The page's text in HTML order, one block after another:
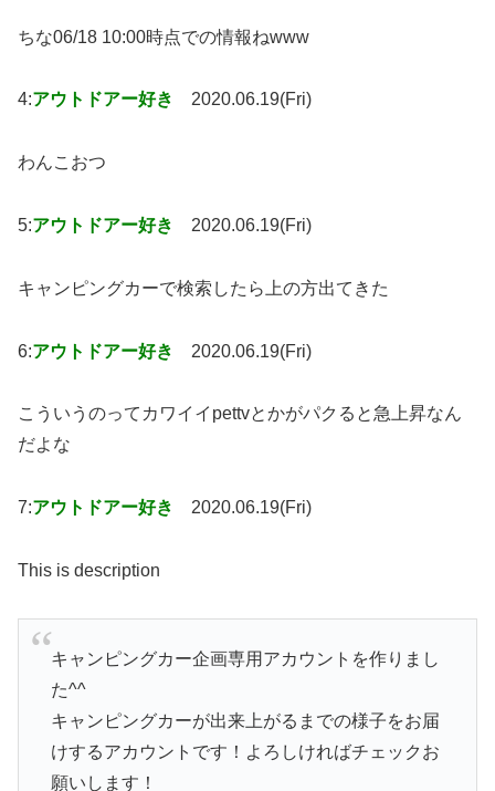
ちな06/18 10:00時点での情報ねwww
4:アウトドアー好き 2020.06.19(Fri)
わんこおつ
5:アウトドアー好き 2020.06.19(Fri)
キャンピングカーで検索したら上の方出てきた
6:アウトドアー好き 2020.06.19(Fri)
こういうのってカワイイpettvとかがパクると急上昇なん
だよな
7:アウトドアー好き 2020.06.19(Fri)
This is description
キャンピングカー企画専用アカウントを作りまし
た^^
キャンピングカーが出来上がるまでの様子をお届
けするアカウントです！よろしければチェックお
願いします！